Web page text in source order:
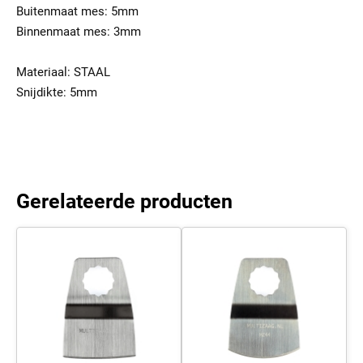
Buitenmaat mes: 5mm
Binnenmaat mes: 3mm
Materiaal: STAAL
Snijdikte: 5mm
Gerelateerde producten